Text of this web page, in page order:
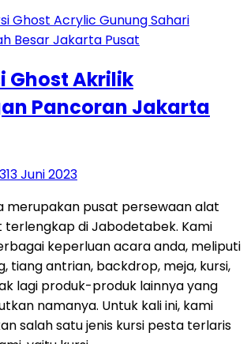
Ghost Akrilik
Pancoran Jakarta
13 Juni 2023
merupakan pusat persewaan alat
terlengkap di Jabodetabek. Kami
keperluan acara anda, meliputi
tiang antrian, backdrop, meja, kursi,
lagi produk-produk lainnya yang
namanya. Untuk kali ini, kami
salah satu jenis kursi pesta terlaris